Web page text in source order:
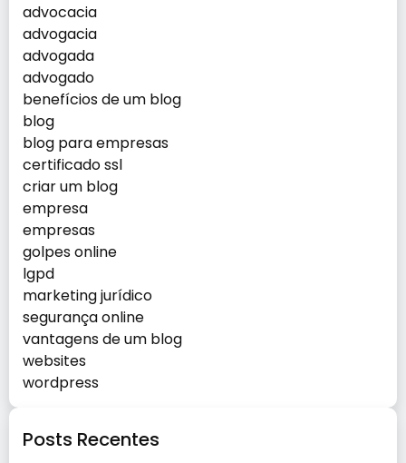
advocacia
advogacia
advogada
advogado
benefícios de um blog
blog
blog para empresas
certificado ssl
criar um blog
empresa
empresas
golpes online
lgpd
marketing jurídico
segurança online
vantagens de um blog
websites
wordpress
Posts Recentes